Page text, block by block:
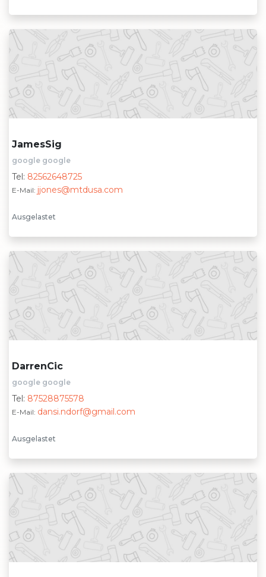
JamesSig
google google
Tel: 82562648725
E-Mail: jjones@mtdusa.com
Ausgelastet
DarrenCic
google google
Tel: 87528875578
E-Mail: dansi.ndorf@gmail.com
Ausgelastet